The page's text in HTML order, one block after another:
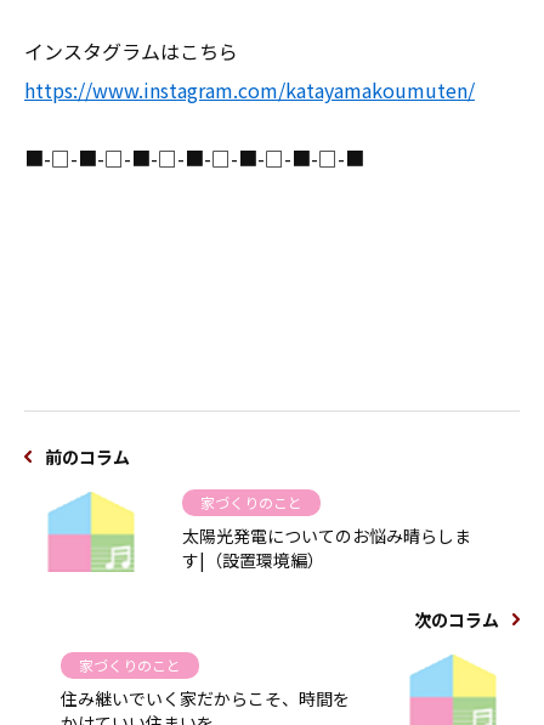
インスタグラムはこちら
https://www.instagram.com/katayamakoumuten/
■-□-■-□-■-□-■-□-■-□-■-□-■
前のコラム
家づくりのこと
太陽光発電についてのお悩み晴らしま
す|（設置環境編）
次のコラム
家づくりのこと
住み継いでいく家だからこそ、時間を